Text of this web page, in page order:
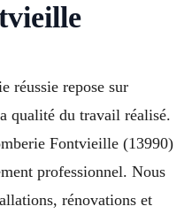
réussie repose sur
qualité du travail réalisé.
Fontvieille (13990)
professionnel. Nous
rénovations et